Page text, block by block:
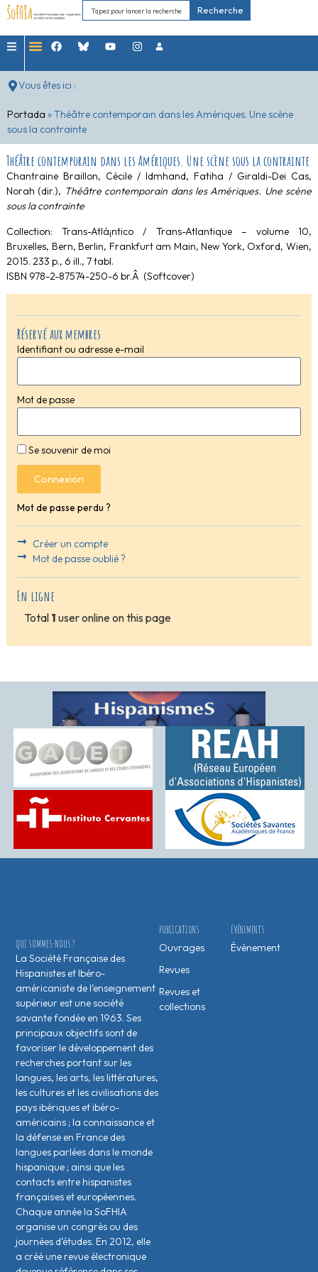
Recherche
Vous êtes ici :
Portada »Théâtre contemporain dans les Amériques. Une scène
sous la contrainte
Réservé aux membres
Identifiant ou adresse e-mail
Mot de passe
Se souvenir de moi
Connexion
Mot de passe perdu ?
Créer un compte
Mot de passe oublié ?
En ligne
Total 1 user online on this page
Théâtre contemporain dans les Amériques. Une scène sous la contrainte
Chantraine Braillon, Cécile / Idmhand, Fatiha / Giraldi-Dei Cas,
Norah (dir.), Théâtre contemporain dans les Amériques. Une scène
sous la contrainte
Collection: Trans-Atlá¡ntico / Trans-Atlantique – volume 10,
Bruxelles, Bern, Berlin, Frankfurt am Main, New York, Oxford, Wien,
2015. 233 p., 6 ill., 7 tabl.
ISBN 978-2-87574-250-6 br.Â (Softcover)
ÉVÉNEMENTS
Évènement
PUBLICATIONS
Ouvrages
Revues
Revues et
collections
QUI SOMMES-NOUS ?
La Société Française des
Hispanistes et Ibéro-
américaniste de l’enseignement
supérieur est une société
savante fondée en 1963. Ses
principaux objectifs sont de
favoriser le développement des
recherches portant sur les
langues, les arts, les littératures,
les cultures et les civilisations des
pays ibériques et ibéro-
américains ; la connaissance et
la défense en France des
langues parlées dans le monde
hispanique ; ainsi que les
contacts entre hispanistes
français·es et européen·nes.
Chaque année la SoFHIA
organise un congrès ou des
journées d’études. En 2012, elle
a créé une revue électronique